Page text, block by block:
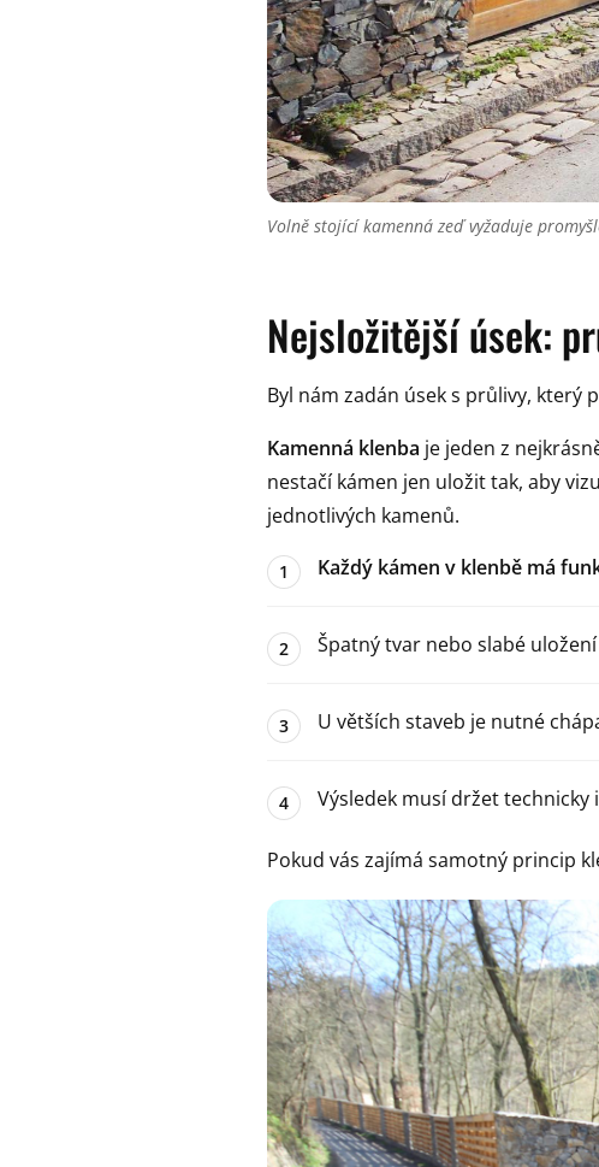
Volně stojící kamenná zeď vyžaduje
Nejsložitější úsek:
Byl nám zadán úsek s průlivy, který
Kamenná klenba je jeden z
nestačí kámen jen uložit tak, aby
jednotlivých kamenů.
Každý kámen v klenbě má
Špatný tvar nebo slabé
U větších staveb je nutné
Výsledek musí držet technicky
Pokud vás zajímá samotný princip